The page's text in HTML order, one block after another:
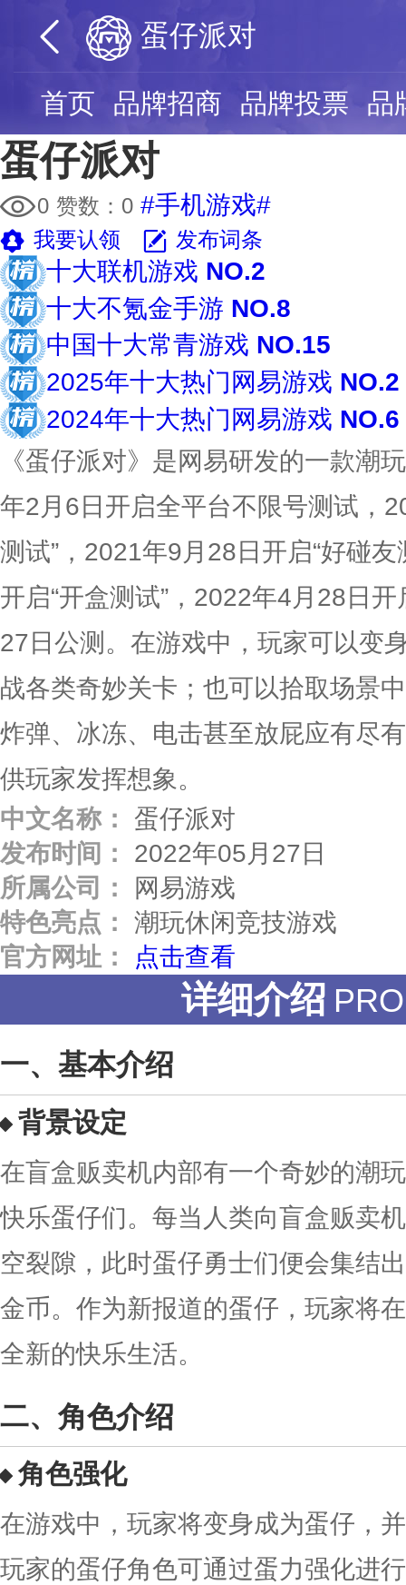
蛋仔派对
首页 品牌招商 品牌投票 品
蛋仔派对
0 赞数： 0 #手机游戏#
我要认领 发布词条
十大联机游戏 NO.2
十大不氪金手游 NO.8
中国十大常青游戏 NO.15
2025年十大热门网易游戏 NO.2
2024年十大热门网易游戏 NO.6
《蛋仔派对》是网易研发的一款潮
年2月6日开启全平台不限号测试，
测试”，2021年9月28日开启“好碰
开启“开盒测试”，2022年4月28日
27日公测。在游戏中，玩家可以变
战各类奇妙关卡；也可以拾取场景
炸弹、冰冻、电击甚至放屁应有尽
供玩家发挥想象。
中文名称：
蛋仔派对
发布时间：
2022年05月27日
所属公司：
网易游戏
特色亮点：
潮玩休闲竞技游戏
官方网址：
点击查看
详细介绍
基本介绍
背景设定
在盲盒贩卖机内部有一个奇妙的潮
快乐蛋仔们。每当人类向盲盒贩卖
空裂隙，此时蛋仔勇士们便会集结
金币。作为新报道的蛋仔，玩家将
全新的快乐生活。
角色介绍
角色强化
在游戏中，玩家将变身成为蛋仔，
玩家的蛋仔角色可通过蛋力强化进